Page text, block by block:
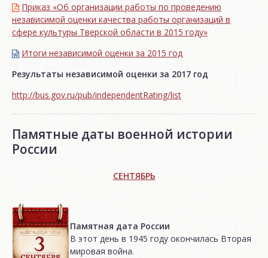
Приказ «Об организации работы по проведению
независимой оценки качества работы организаций в
сфере культуры Тверской области в 2015 году»
Итоги независимой oценки за 2015 год
Результаты независимой оценки за 2017 год
http://bus.gov.ru/pub/independentRating/list
Памятные даты военной истории
России
СЕНТЯБРЬ
Памятная дата России
В этот день в 1945 году окончилась Вторая
мировая война.